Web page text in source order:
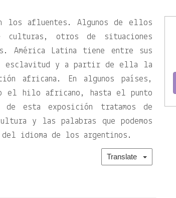
los afluentes. Algunos de ellos
culturas, otros de situaciones
América Latina tiene entre sus
esclavitud y a partir de ella la
africana. En algunos países,
el hilo africano, hasta el punto
esta exposición tratamos de
y las palabras que podemos
idioma de los argentinos.
Translate